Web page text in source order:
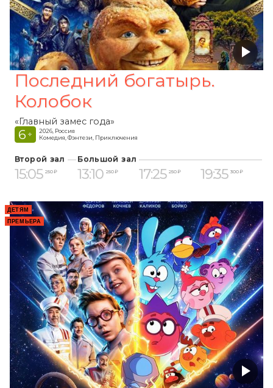
Последний богатырь.
Колобок
«Главный замес года»
6 +
2026, Россия
Комедия, Фэнтези, Приключения
Второй зал
15:05 250 ₽
Большой зал
13:10 250 ₽ 17:25 250 ₽ 19:35 300 ₽
ДЕТЯМ
ПРЕМЬЕРА